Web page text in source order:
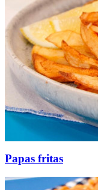
Papas fritas